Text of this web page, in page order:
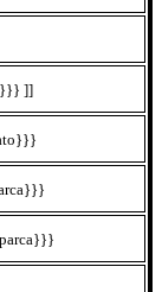
]]